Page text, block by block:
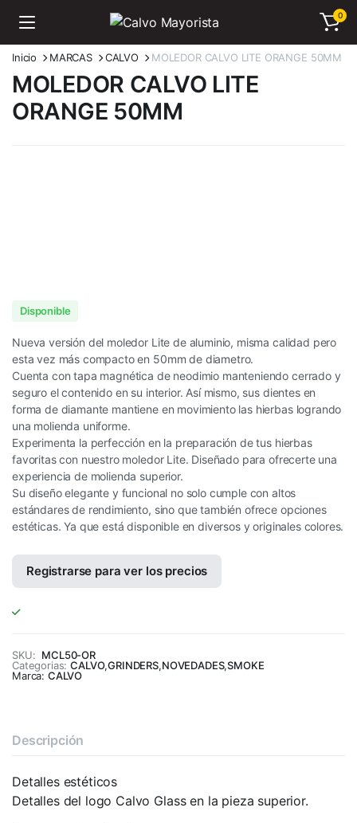
0
Inicio MARCAS CALVO MOLEDOR CALVO LITE ORANGE 50MM
MOLEDOR CALVO LITE
ORANGE 50MM
Disponible
Nueva versión del moledor Lite de aluminio, misma calidad pero
esta vez más compacto en 50mm de diametro.
Cuenta con tapa magnética de neodimio manteniendo cerrado y
seguro el contenido en su interior. Así mismo, sus dientes en
forma de diamante mantiene en movimiento las hierbas logrando
una molienda uniforme.
Experimenta la perfección en la preparación de tus hierbas
favoritas con nuestro moledor Lite. Diseñado para ofrecerte una
experiencia de molienda superior.
Su diseño elegante y funcional no solo cumple con altos
estándares de rendimiento, sino que también ofrece opciones
estéticas. Ya que está disponible en diversos y originales colores.
Registrarse para ver los precios
SKU: MCL50-OR
Categorias: CALVO,GRINDERS,NOVEDADES,SMOKE
Marca: CALVO
Descripción
Detalles estéticos
Detalles del logo Calvo Glass en la pieza superior.